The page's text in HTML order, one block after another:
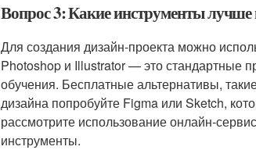
Вопрос 3: Какие инструменты лучше
Для создания дизайн-проекта можно
Photoshop и Illustrator — это стандартные
обучения. Бесплатные альтернативы,
дизайна попробуйте Figma или Sketch,
рассмотрите использование онлайн-
инструменты.